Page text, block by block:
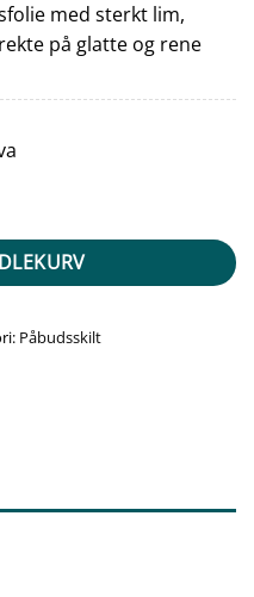
med sterkt lim,
på glatte og rene
er påbudt antall
Påbudsskilt